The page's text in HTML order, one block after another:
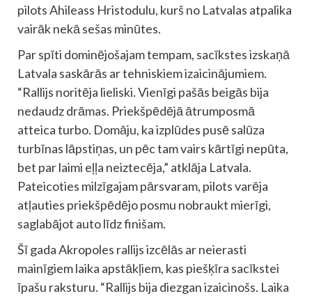
pilots Ahileass Hristodulu, kurš no Latvalas atpalika
vairāk nekā sešas minūtes.
Par spīti dominējošajam tempam, sacīkstes izskaņā
Latvala saskārās ar tehniskiem izaicinājumiem.
“Rallijs noritēja lieliski. Vienīgi pašās beigās bija
nedaudz drāmas. Priekšpēdējā ātrumposmā
atteica turbo. Domāju, ka izplūdes pusē salūza
turbīnas lāpstiņas, un pēc tam vairs kārtīgi nepūta,
bet par laimi eļļa neiztecēja,” atklāja Latvala.
Pateicoties milzīgajam pārsvaram, pilots varēja
atļauties priekšpēdējo posmu nobraukt mierīgi,
saglabājot auto līdz finišam.
Šī gada Akropoles rallijs izcēlās ar neierasti
mainīgiem laika apstākļiem, kas piešķīra sacīkstei
īpašu raksturu. “Rallijs bija diezgan izaicinošs. Laika